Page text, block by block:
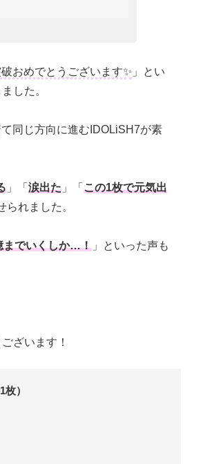
おめでとうございます✨ 」とい
した。
同じ方向に進むIDOLiSH7が素
」「 涙出た 」「 この1枚で元気出
られました。
までいくしか…！ 」といった声も
ざいます！
）